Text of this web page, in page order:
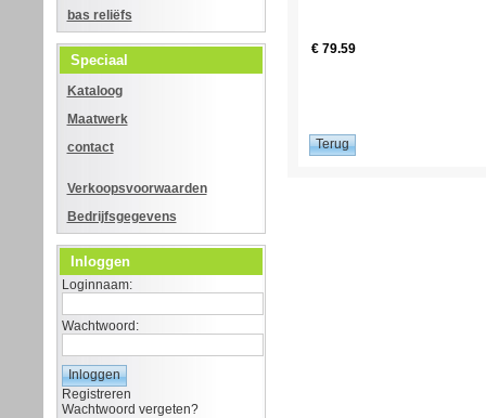
bas reliëfs
Speciaal
Kataloog
Maatwerk
contact
Verkoopsvoorwaarden
Bedrijfsgegevens
Inloggen
Loginnaam:
Wachtwoord:
Registreren
Wachtwoord vergeten?
€ 79.59